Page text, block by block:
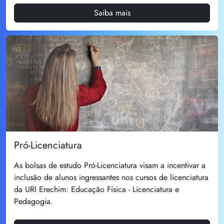
Saiba mais
Pró-Licenciatura
As bolsas de estudo Pró-Licenciatura visam a incentivar a
inclusão de alunos ingressantes nos cursos de licenciatura
da URI Erechim: Educação Física - Licenciatura e
Pedagogia.